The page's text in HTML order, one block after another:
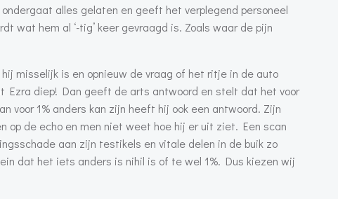
alles gelaten en geeft het verplegend personeel
wat hem al ‘-tig’ keer gevraagd is. Zoals waar de pijn
misselijk is en opnieuw de vraag of het ritje in de auto
Ezra diep! Dan geeft de arts antwoord en stelt dat het voor
voor 1% anders kan zijn heeft hij ook een antwoord. Zijn
de echo en men niet weet hoe hij er uit ziet. Een scan
aan zijn testikels en vitale delen in de buik zo
dat het iets anders is nihil is of te wel 1%. Dus kiezen wij